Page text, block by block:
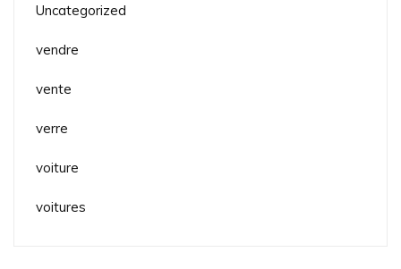
Uncategorized
vendre
vente
verre
voiture
voitures